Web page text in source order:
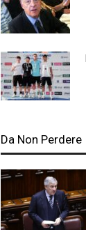
Da Non Perdere